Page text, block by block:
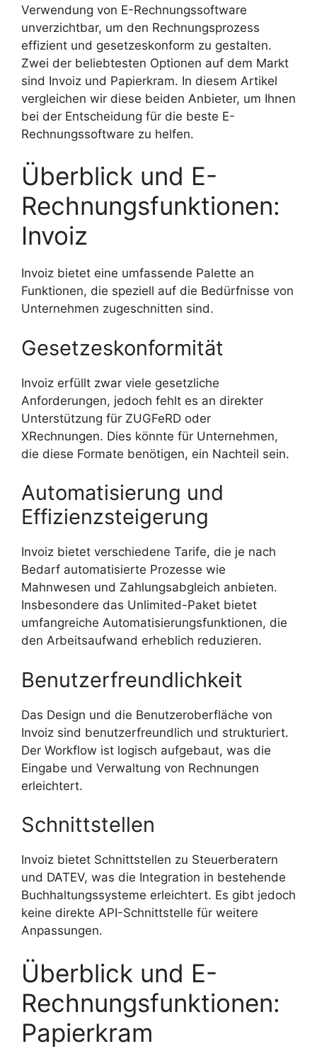
Verwendung von E-Rechnungssoftware
unverzichtbar, um den Rechnungsprozess
effizient und gesetzeskonform zu gestalten.
Zwei der beliebtesten Optionen auf dem Markt
sind Invoiz und Papierkram. In diesem Artikel
vergleichen wir diese beiden Anbieter, um Ihnen
bei der Entscheidung für die beste E-
Rechnungssoftware zu helfen.
Überblick und E-
Rechnungsfunktionen:
Invoiz
Invoiz bietet eine umfassende Palette an
Funktionen, die speziell auf die Bedürfnisse von
Unternehmen zugeschnitten sind.
Gesetzeskonformität
Invoiz erfüllt zwar viele gesetzliche
Anforderungen, jedoch fehlt es an direkter
Unterstützung für ZUGFeRD oder
XRechnungen. Dies könnte für Unternehmen,
die diese Formate benötigen, ein Nachteil sein.
Automatisierung und
Effizienzsteigerung
Invoiz bietet verschiedene Tarife, die je nach
Bedarf automatisierte Prozesse wie
Mahnwesen und Zahlungsabgleich anbieten.
Insbesondere das Unlimited-Paket bietet
umfangreiche Automatisierungsfunktionen, die
den Arbeitsaufwand erheblich reduzieren.
Benutzerfreundlichkeit
Das Design und die Benutzeroberfläche von
Invoiz sind benutzerfreundlich und strukturiert.
Der Workflow ist logisch aufgebaut, was die
Eingabe und Verwaltung von Rechnungen
erleichtert.
Schnittstellen
Invoiz bietet Schnittstellen zu Steuerberatern
und DATEV, was die Integration in bestehende
Buchhaltungssysteme erleichtert. Es gibt jedoch
keine direkte API-Schnittstelle für weitere
Anpassungen.
Überblick und E-
Rechnungsfunktionen:
Papierkram